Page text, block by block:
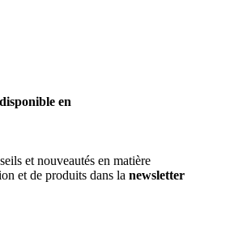
en
et nouveautés en matière
et de produits dans la newsletter